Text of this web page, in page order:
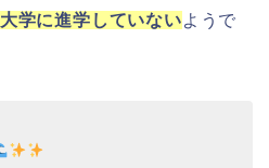
大学に進学していないようで